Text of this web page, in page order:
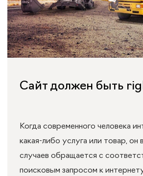
Сайт должен быть
Когда современного человека
какая-либо услуга или товар, он
случаев обращается с
поисковым запросом к